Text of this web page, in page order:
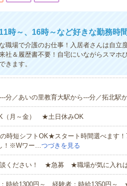
時～、16時～など好きな勤務時
職場で介護のお仕事！入居者さんは自立
社＆履歴書不要！自宅にいながらスマホ
きます。
分／あいの里教育大駅から---分／拓北駅
（月～金） ★土日休みOK
時短シフトOK★スタート時間選べます！
！※Wワー…つづきを見る
談ください！ ★急募 ★職場が気に入れば
時給1300円～ 経験者：時給1350円～